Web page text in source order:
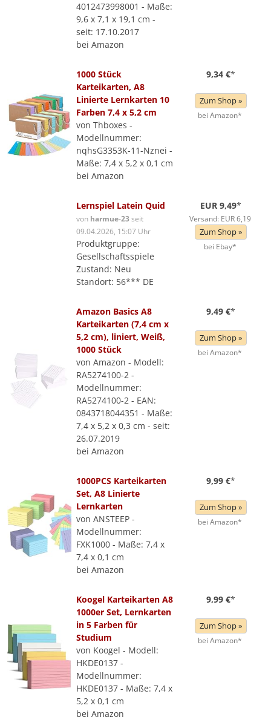
4012473998001 - Maße:
9,6 x 7,1 x 19,1 cm -
seit: 17.10.2017
bei Amazon
1000 Stück
Karteikarten, A8
Linierte Lernkarten 10
Farben 7,4 x 5,2 cm
von Thboxes -
Modellnummer:
nqhsG3353K-11-Nznei -
Maße: 7,4 x 5,2 x 0,1 cm
bei Amazon
9,34 €*
Zum Shop »
bei Amazon*
Lernspiel Latein Quid
von harmue-23seit
09.04.2026, 15:07 Uhr
Produktgruppe:
Gesellschaftsspiele
Zustand: Neu
Standort: 56*** DE
EUR 9,49*
Versand: EUR 6,19
Zum Shop »
bei Ebay*
Amazon Basics A8
Karteikarten (7,4 cm x
5,2 cm), liniert, Weiß,
1000 Stück
von Amazon - Modell:
RA5274100-2 -
Modellnummer:
RA5274100-2 - EAN:
0843718044351 - Maße:
7,4 x 5,2 x 0,3 cm - seit:
26.07.2019
bei Amazon
9,49 €*
Zum Shop »
bei Amazon*
1000PCS Karteikarten
Set, A8 Linierte
Lernkarten
von ANSTEEP -
Modellnummer:
FXK1000 - Maße: 7,4 x
7,4 x 0,1 cm
bei Amazon
9,99 €*
Zum Shop »
bei Amazon*
Koogel Karteikarten A8
1000er Set, Lernkarten
in 5 Farben für
Studium
von Koogel - Modell:
HKDE0137 -
Modellnummer:
HKDE0137 - Maße: 7,4 x
5,2 x 0,1 cm
bei Amazon
9,99 €*
Zum Shop »
bei Amazon*